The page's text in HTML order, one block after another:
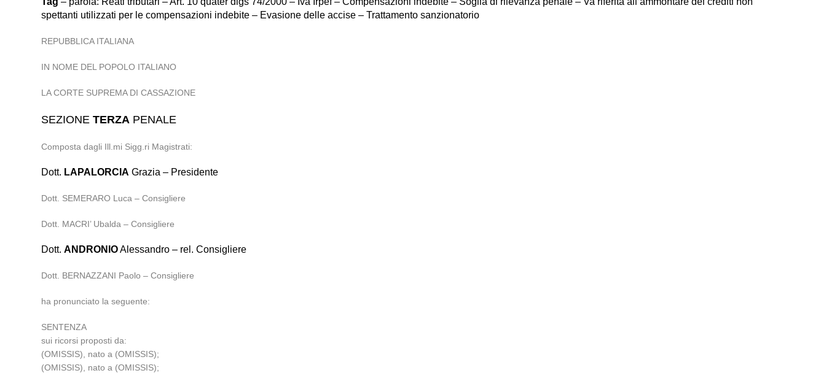
spettanti utilizzati per le compensazioni indebite – Evasione delle accise – Trattamento sanzionatorio
REPUBBLICA ITALIANA
IN NOME DEL POPOLO ITALIANO
LA CORTE SUPREMA DI CASSAZIONE
SEZIONETERZA PENALE
Composta dagli Ill.mi Sigg.ri Magistrati:
Dott. LAPALORCIA Grazia – Presidente
Dott. SEMERARO Luca – Consigliere
Dott. MACRI’ Ubalda – Consigliere
Dott.ANDRONIOAlessandro – rel. Consigliere
Dott. BERNAZZANI Paolo – Consigliere
ha pronunciato la seguente:
SENTENZA
sui ricorsi proposti da:
(OMISSIS), nato a (OMISSIS);
(OMISSIS), nato a (OMISSIS);